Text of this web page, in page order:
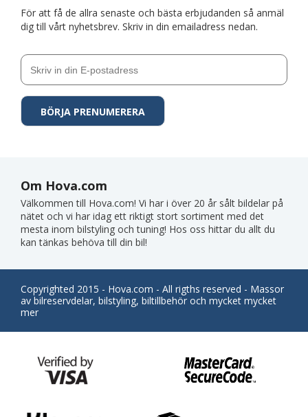
För att få de allra senaste och bästa erbjudanden så anmäl
dig till vårt nyhetsbrev. Skriv in din emailadress nedan.
Om Hova.com
Välkommen till Hova.com! Vi har i över 20 år sålt bildelar på
nätet och vi har idag ett riktigt stort sortiment med det
mesta inom bilstyling och tuning! Hos oss hittar du allt du
kan tänkas behöva till din bil!
Copyrighted 2015 - Hova.com - All rigths reserved - Massor
av bilreservdelar, bilstyling, biltillbehör och mycket mycket
mer